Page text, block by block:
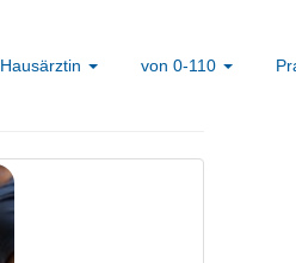
Hausärztin von 0-110